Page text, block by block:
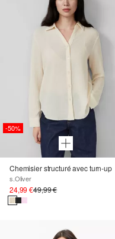
-50%
Chemisier structuré avec turn-up
s.Oliver
24,99 €49,99 €